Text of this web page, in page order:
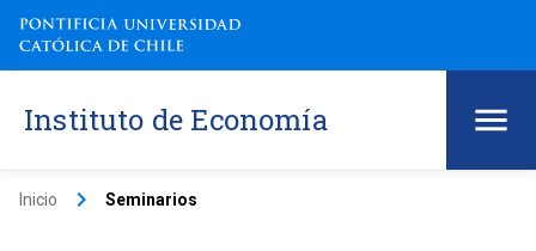
Instituto de Economía
Inicio keyboard_arrow_right Seminarios